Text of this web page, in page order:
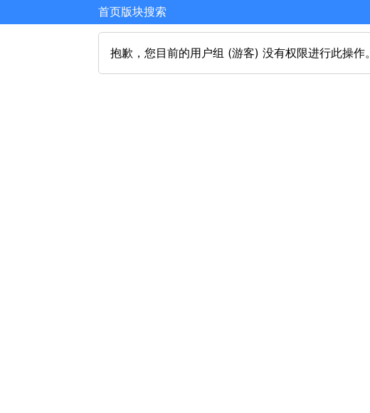
首页版块搜索
抱歉，您目前的用户组 (游客) 没有权限进行此操作。